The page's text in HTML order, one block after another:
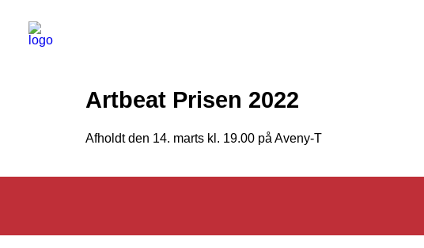
Artbeat Prisen 2022
Afholdt den 14. marts kl. 19.00 på Aveny-T